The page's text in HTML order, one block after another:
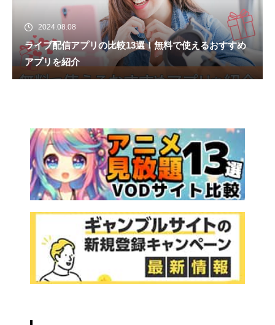
2024.08.08
ライブ配信アプリの比較13選！無料で使えるおすすめ
アプリを紹介